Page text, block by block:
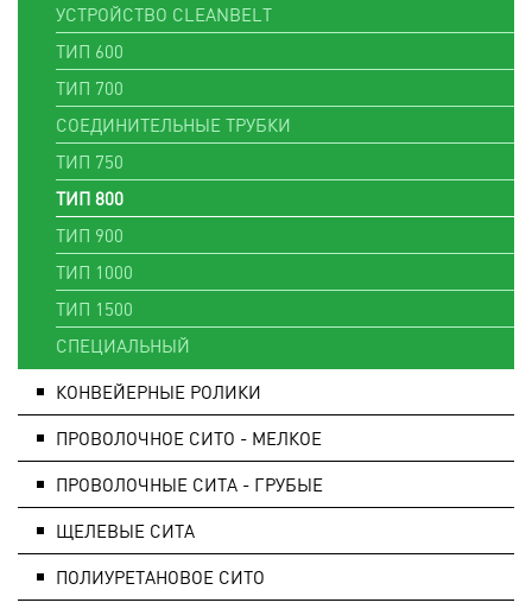
УСТРОЙСТВО CLEANBELT
ТИП 600
ТИП 700
СОЕДИНИТЕЛЬНЫЕ ТРУБКИ
ТИП 750
ТИП 800
ТИП 900
ТИП 1000
ТИП 1500
СПЕЦИАЛЬНЫЙ
КОНВЕЙЕРНЫЕ РОЛИКИ
ПРОВОЛОЧНОЕ СИТО - МЕЛКОЕ
ПРОВОЛОЧНЫЕ СИТА - ГРУБЫЕ
ЩЕЛЕВЫЕ СИТА
ПОЛИУРЕТАНОВОЕ СИТО